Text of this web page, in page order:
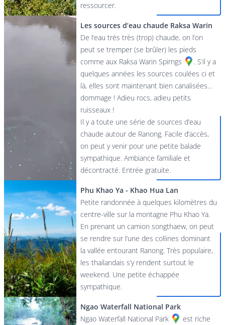
ressourcer.
Les sources d’eau chaude Raksa Warin
De l’eau très très (trop) chaude, on l’on
peut se tremper (se brûler) les pieds
comme aux Raksa Warin Spirngs
. S’il y a
quelques années les sources coulées ci et
là, elles sont maintenant bien canalisées…
dommage ! Adieu rocs, adieu petits
ruisseaux !
Il y a toute une série de sources d’eau
chaude autour de Ranong. Facile d’accès,
on peut y venir pour une petite balade
sympathique. Ambiance familiale et
décontracté. Entrée gratuite.
Phu Khao Ya - Khao Hua Lan
Petite randonnée à quelques kilomètres du
centre-ville sur la montagne Phu Khao Ya.
En prenant un camion songthaew, on peut
se rendre sur l’une des collines dominant
la vallée entourant Ranong. Très populaire,
les thailandais s’y rendent surtout le
weekend. Une petite échappée
sympathique.
Ngao Waterfall National Park
Ngao Waterfall National Park
est riche